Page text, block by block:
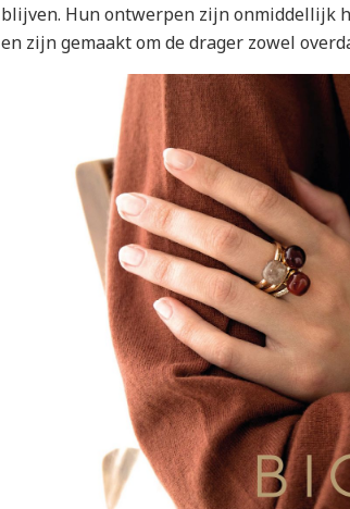
blijven. Hun ontwerpen zijn onmiddellijk
en zijn gemaakt om de drager zowel